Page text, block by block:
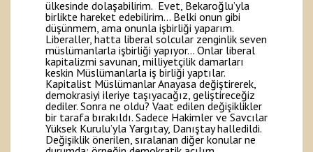
ülkesinde dolaşabilirim. Evet, Bekaroğlu’yla
birlikte hareket edebilirim… Belki onun gibi
düşünmem, ama onunla işbirliği yaparım.
Liberaller, hatta liberal solcular zenginlik seven
müslümanlarla işbirliği yapıyor… Onlar liberal
kapitalizmi savunan, milliyetçilik damarları
keskin Müslümanlarla iş birliği yaptılar.
Kapitalist Müslümanlar Anayasa değiştirerek,
demokrasiyi ileriye taşıyacağız, geliştireceğiz
dediler. Sonra ne oldu? Vaat edilen değişiklikler
bir tarafa bırakıldı. Sadece Hakimler ve Savcılar
Yüksek Kurulu’yla Yargıtay, Danıştay halledildi.
Değişiklik önerilen, sıralanan diğer konular ne